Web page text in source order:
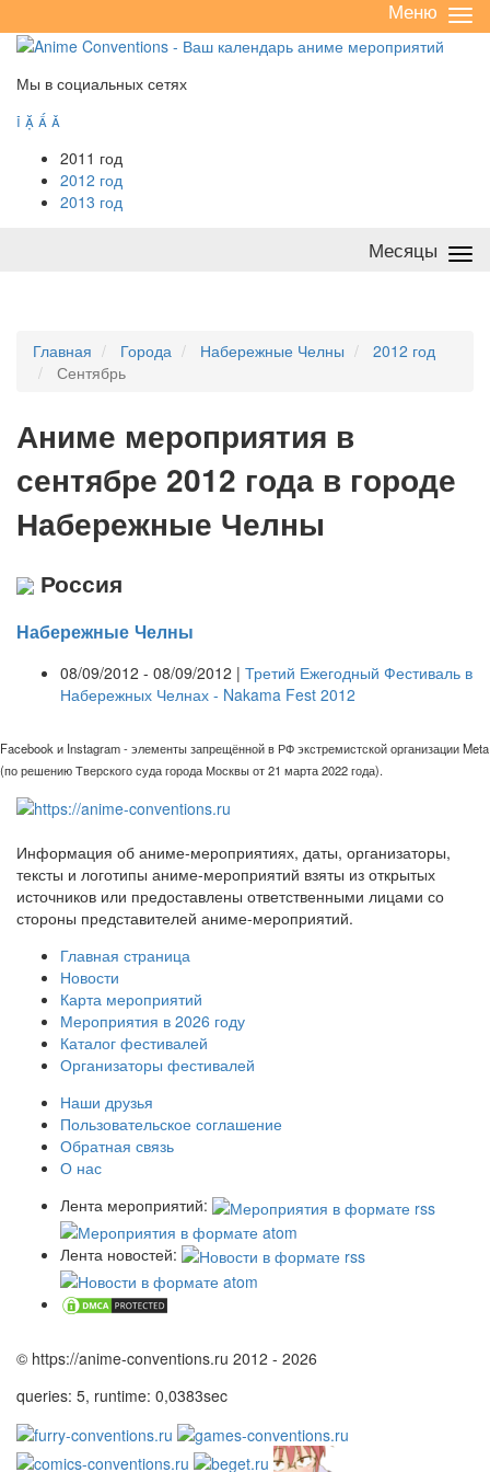
/
Меню
Мы в социальных сетях
   
2011 год
2012 год
2013 год
Месяцы
Главная Города Набережные Челны
2012 год
Сентябрь
Аниме мероприятия в
сентябре 2012 года в городе
Набережные Челны
Россия
Набережные Челны
08/09/2012 - 08/09/2012 | Третий Ежегодный Фестиваль в
Набережных Челнах - Nakama Fest 2012
Facebook и Instagram - элементы запрещённой в РФ экстремистской организации Meta
(по решению Тверского суда города Москвы от 21 марта 2022 года).
Информация об аниме-мероприятиях, даты, организаторы,
тексты и логотипы аниме-мероприятий взяты из открытых
источников или предоставлены ответственными лицами со
стороны представителей аниме-мероприятий.
Главная страница
Новости
Карта мероприятий
Мероприятия в 2026 году
Каталог фестивалей
Организаторы фестивалей
Наши друзья
Пользовательское соглашение
Обратная связь
О нас
Лента мероприятий:
Лента новостей:
© https://anime-conventions.ru 2012 - 2026
queries: 5, runtime: 0,0383sec